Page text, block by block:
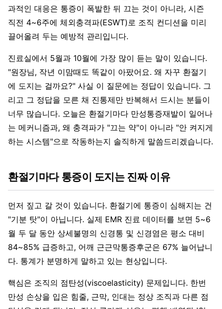
과적인 대응은 통증이 폭발한 뒤 끄는 것이 아니라, 시즌
직전 4~6주에 체외충격파(ESWT)로 조직 컨디션을 미리
끌어올려 두는 예방적 관리입니다.
진료실에서 5월과 10월에 가장 많이 듣는 말이 있습니다.
"원장님, 작년 이맘때도 똑같이 아팠어요. 왜 자꾸 환절기
에 도지는 걸까요?" 사실 이 질문에는 정답이 있습니다. 그
리고 그 정답을 모른 채 진통제만 반복해서 드시는 분들이
너무 많습니다. 오늘은 환절기마다 만성통증재발이 일어나
는 메커니즘과, 왜 충격파가 "끄는 약"이 아니라 "안 켜지게
하는 시스템"으로 작동하는지 솔직하게 말씀드리겠습니다.
환절기마다 통증이 도지는 진짜 이유
먼저 짚고 갈 것이 있습니다. 환절기에 통증이 심해지는 건
"기분 탓"이 아닙니다. 실제 EMR 진료 데이터를 보면 5~6
월 두 달 동안 상세불명의 신경통 및 신경염은 평소 대비
84~85% 급증하고, 어깨 근근막통증후군은 67% 늘어납니
다. 통계가 분명하게 말하고 있는 현상입니다.
핵심은 조직의 점탄성(viscoelasticity) 문제입니다. 한번
만성 손상을 입은 힘줄, 근막, 인대는 정상 조직과 다른 점